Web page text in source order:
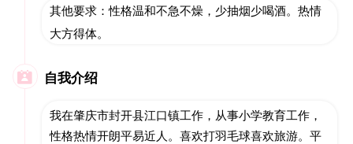
其他要求：性格温和不急不燥，少抽烟少喝酒。热情
大方得体。
 自我介绍
我在肇庆市封开县江口镇工作，从事小学教育工作，
性格热情开朗平易近人。喜欢打羽毛球喜欢旅游。平